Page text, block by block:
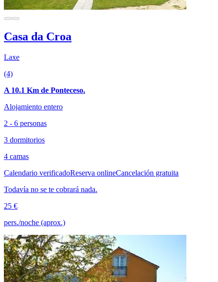
Casa da Croa
Laxe
(4)
A 10.1 Km de Ponteceso.
Alojamiento entero
2 - 6 personas
3 dormitorios
4 camas
Calendario verificadoReserva onlineCancelación gratuita
Todavía no se te cobrará nada.
25 €
pers./noche (aprox.)